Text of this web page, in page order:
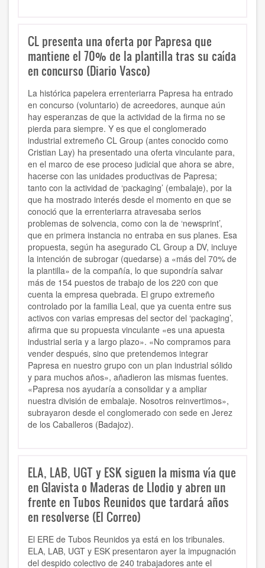
CL presenta una oferta por Papresa que
mantiene el 70% de la plantilla tras su caída
en concurso (Diario Vasco)
La histórica papelera errenteriarra Papresa ha entrado
en concurso (voluntario) de acreedores, aunque aún
hay esperanzas de que la actividad de la firma no se
pierda para siempre. Y es que el conglomerado
industrial extremeño CL Group (antes conocido como
Cristian Lay) ha presentado una oferta vinculante para,
en el marco de ese proceso judicial que ahora se abre,
hacerse con las unidades productivas de Papresa;
tanto con la actividad de ‘packaging’ (embalaje), por la
que ha mostrado interés desde el momento en que se
conoció que la errenteriarra atravesaba serios
problemas de solvencia, como con la de ‘newsprint’,
que en primera instancia no entraba en sus planes. Esa
propuesta, según ha asegurado CL Group a DV, incluye
la intención de subrogar (quedarse) a «más del 70% de
la plantilla» de la compañía, lo que supondría salvar
más de 154 puestos de trabajo de los 220 con que
cuenta la empresa quebrada. El grupo extremeño
controlado por la familia Leal, que ya cuenta entre sus
activos con varias empresas del sector del ‘packaging’,
afirma que su propuesta vinculante «es una apuesta
industrial seria y a largo plazo». «No compramos para
vender después, sino que pretendemos integrar
Papresa en nuestro grupo con un plan industrial sólido
y para muchos años», añadieron las mismas fuentes.
«Papresa nos ayudaría a consolidar y a ampliar
nuestra división de embalaje. Nosotros reinvertimos»,
subrayaron desde el conglomerado con sede en Jerez
de los Caballeros (Badajoz).
ELA, LAB, UGT y ESK siguen la misma vía que
en Glavista o Maderas de Llodio y abren un
frente en Tubos Reunidos que tardará años
en resolverse (El Correo)
El ERE de Tubos Reunidos ya está en los tribunales.
ELA, LAB, UGT y ESK presentaron ayer la impugnación
del despido colectivo de 240 trabajadores ante el